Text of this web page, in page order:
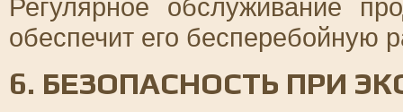
Регулярное обслуживание
обеспечит его бесперебойную
6. БЕЗОПАСНОСТЬ ПРИ